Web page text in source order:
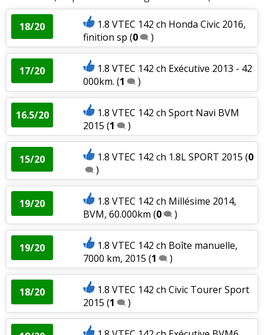
18/20
1.8 VTEC 142 ch Honda Civic 2016,
finition sp (0 )
17/20
1.8 VTEC 142 ch Exécutive 2013 - 42
000km. (1 )
16.5/20
1.8 VTEC 142 ch Sport Navi BVM
2015 (1 )
15/20 1.8 VTEC 142 ch 1.8L SPORT 2015 (0
)
19/20
1.8 VTEC 142 ch Millésime 2014,
BVM, 60.000km (0 )
19/20
1.8 VTEC 142 ch Boîte manuelle,
7000 km, 2015 (1 )
18/20
1.8 VTEC 142 ch Civic Tourer Sport
2015 (1 )